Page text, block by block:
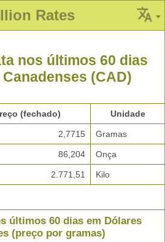
Rates
nos últimos 60 dias
(CAD)
(fechado) Unidade
2,7715 Gramas
86,204 Onça
2.771,51 Kilo
últimos 60 dias em Dólares
(preço por gramas)